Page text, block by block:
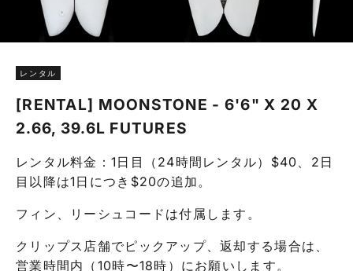
レンタル
[RENTAL] MOONSTONE - 6'6" X 20 X
2.66, 39.6L FUTURES
レンタル料金：1日目（24時間レンタル）$40、2日
目以降は1日につき$20の追加。
フィン、リーシュコードは付属します。
クリップス店舗でピックアップ、返却する場合は、
営業時間内（10時〜18時）にお願いします。